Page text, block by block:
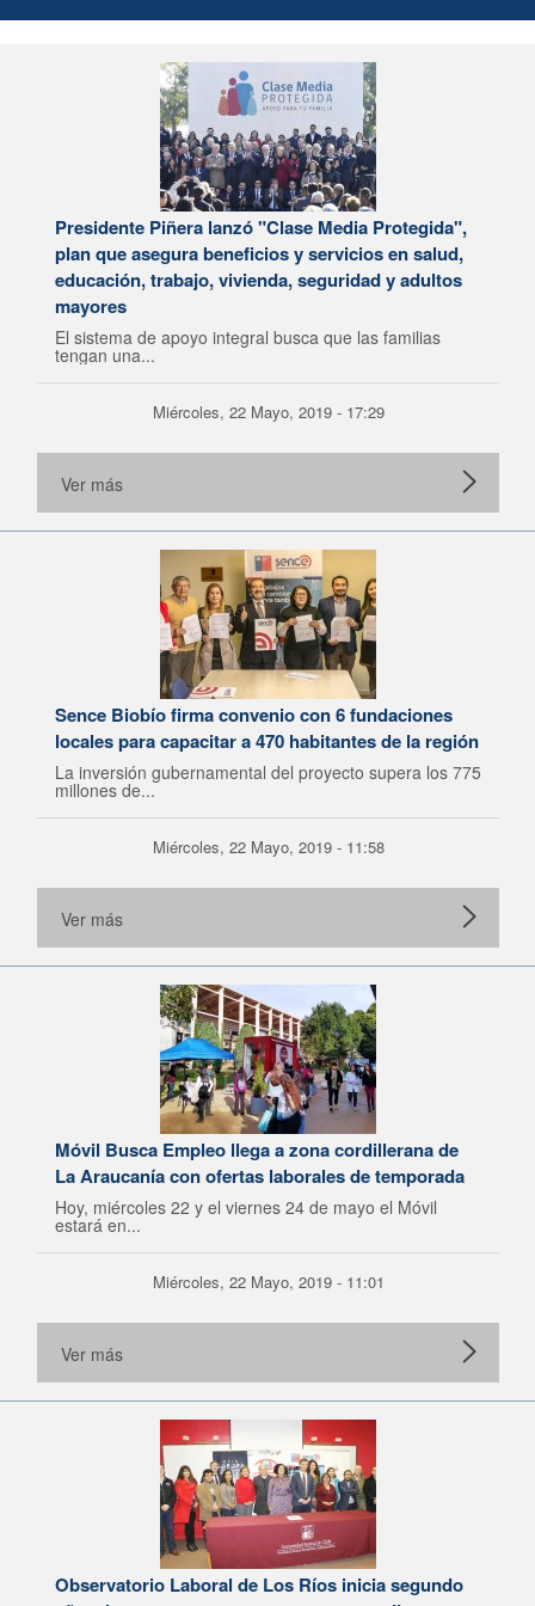
Presidente Piñera lanzó "Clase Media Protegida",
plan que asegura beneficios y servicios en salud,
educación, trabajo, vivienda, seguridad y adultos
mayores
El sistema de apoyo integral busca que las familias
tengan una...
Miércoles, 22 Mayo, 2019 - 17:29
Ver más
Sence Biobío firma convenio con 6 fundaciones
locales para capacitar a 470 habitantes de la región
La inversión gubernamental del proyecto supera los 775
millones de...
Miércoles, 22 Mayo, 2019 - 11:58
Ver más
Móvil Busca Empleo llega a zona cordillerana de
La Araucanía con ofertas laborales de temporada
Hoy, miércoles 22 y el viernes 24 de mayo el Móvil
estará en...
Miércoles, 22 Mayo, 2019 - 11:01
Ver más
Observatorio Laboral de Los Ríos inicia segundo